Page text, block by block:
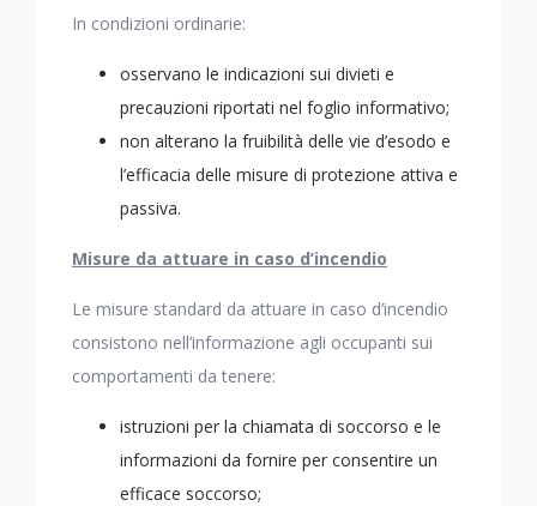
In condizioni ordinarie:
osservano le indicazioni sui divieti e
precauzioni riportati nel foglio informativo;
non alterano la fruibilità delle vie d’esodo e
l’efficacia delle misure di protezione attiva e
passiva.
Misure da attuare in caso d’incendio
Le misure standard da attuare in caso d’incendio
consistono nell’informazione agli occupanti sui
comportamenti da tenere:
istruzioni per la chiamata di soccorso e le
informazioni da fornire per consentire un
efficace soccorso;